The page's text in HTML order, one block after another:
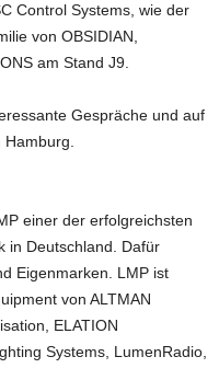
Control Systems, wie der
von OBSIDIAN,
am Stand J9.
Gespräche und auf
einer der erfolgreichsten
in Deutschland. Dafür
Eigenmarken. LMP ist
von ALTMAN
ELATION
Systems, LumenRadio,